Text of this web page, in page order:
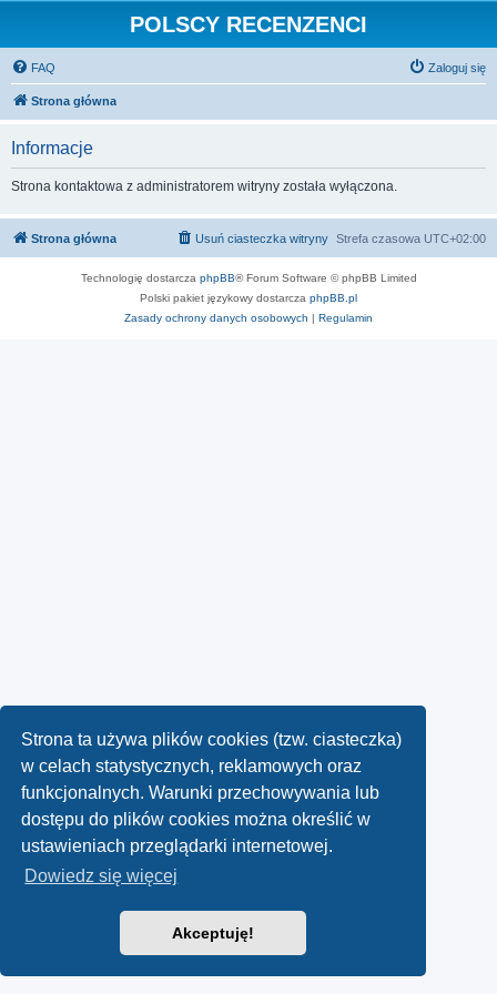
Strona ta używa plików cookies (tzw. ciasteczka)
w celach statystycznych, reklamowych oraz
funkcjonalnych. Warunki przechowywania lub
dostępu do plików cookies można określić w
ustawieniach przeglądarki internetowej.
Dowiedz się więcej
Akceptuję!
POLSCY RECENZENCI
FAQ Zaloguj się
Strona główna
Informacje
Strona kontaktowa z administratorem witryny została wyłączona.
Strona główna Strefa czasowa UTC+02:00
Usuń ciasteczka witryny
Technologię dostarcza phpBB® Forum Software © phpBB Limited
Polski pakiet językowy dostarcza phpBB.pl
Zasady ochrony danych osobowych | Regulamin